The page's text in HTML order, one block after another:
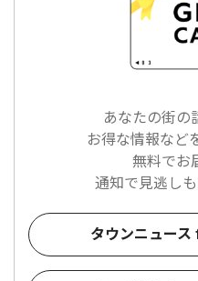
あなたの街の
お得な情報など
無料でお
通知で見逃し
タウンニュー